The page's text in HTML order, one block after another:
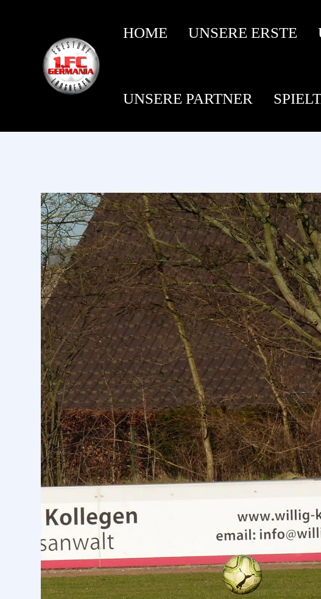
HOME UNSERE ERSTE
UNSERE PARTNER